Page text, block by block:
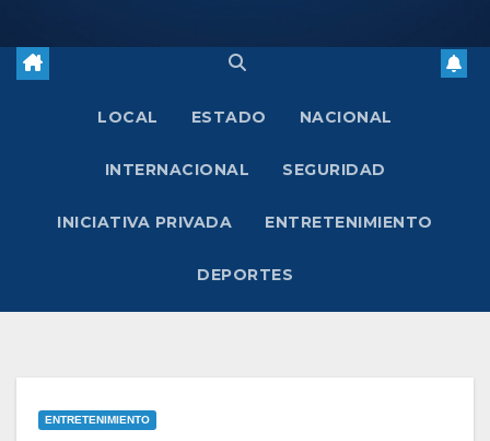
LOCAL ESTADO NACIONAL
INTERNACIONAL SEGURIDAD
INICIATIVA PRIVADA ENTRETENIMIENTO
DEPORTES
ENTRETENIMIENTO